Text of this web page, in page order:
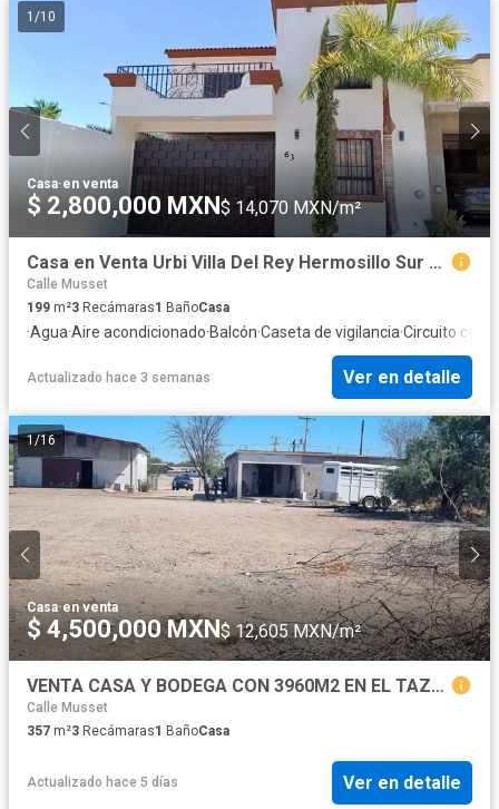
1 /10
Casa·en venta
$ 2,800,000 MXN$ 14,070 MXN/m²
Casa en Venta Urbi Villa Del Rey Hermosillo Sur Equipada Cerrada
Calle Musset
199 m²3 Recámaras1 BañoCasa
·Agua·Aire acondicionado·Balcón·Caseta de vigilancia·Circuito
Actualizado hace 3 semanas Ver en detalle
1/16
Casa·en venta
$ 4,500,000 MXN$ 12,605 MXN/m²
VENTA CASA Y BODEGA CON 3960M2 EN EL TAZAJAL $4500,000
Calle Musset
357 m²3 Recámaras1 BañoCasa
Actualizado hace 5 días Ver en detalle